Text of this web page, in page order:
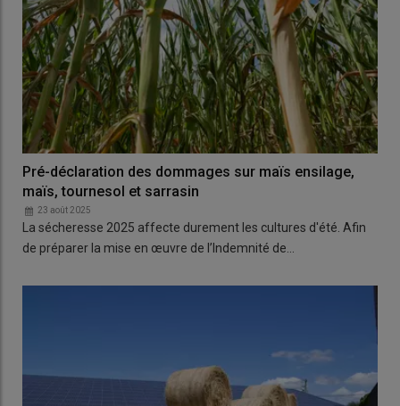
Pré-déclaration des dommages sur maïs ensilage,
maïs, tournesol et sarrasin
23 août 2025
La sécheresse 2025 affecte durement les cultures d'été. Afin
de préparer la mise en œuvre de l’Indemnité de…